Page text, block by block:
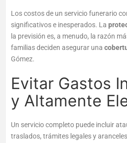
Los costos de un servicio funerario
significativos e inesperados. La
la previsión es, a menudo, la razón
familias deciden asegurar una
Gómez.
Evitar Gastos
y Altamente
Un servicio completo puede incluir
traslados, trámites legales y